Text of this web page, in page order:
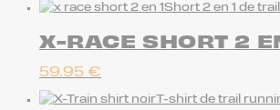
Short 2 en 1 de
X-RACE SHORT 2
59.95 €
T-shirt de trail